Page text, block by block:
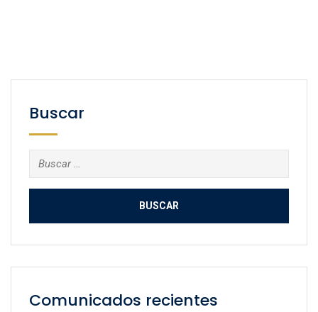
Buscar
Buscar:
Comunicados recientes